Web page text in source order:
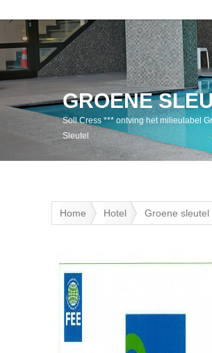
GROENE
Soll Cress *** ontving het milieulabel
Sleutel
Home Hotel Groene sleutel